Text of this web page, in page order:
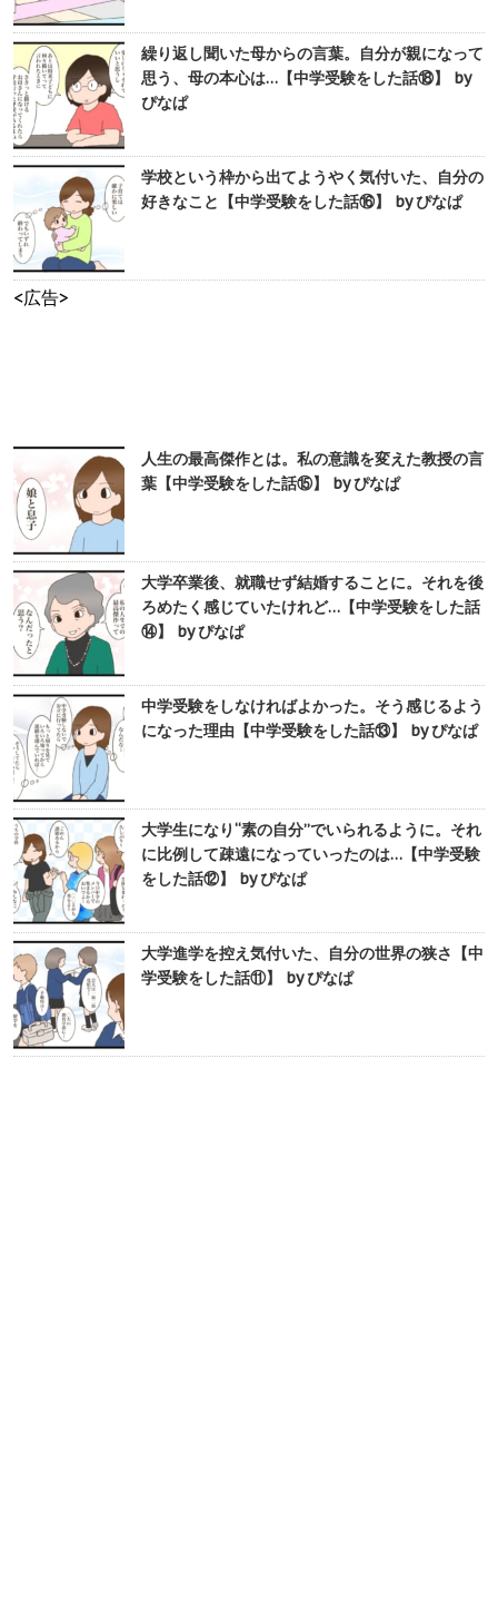
繰り返し聞いた母からの言葉。自分が親になって
思う、母の本心は…【中学受験をした話⑱】 by
ぴなぱ
学校という枠から出てようやく気付いた、自分の
好きなこと【中学受験をした話⑯】 by ぴなぱ
<広告>
人生の最高傑作とは。私の意識を変えた教授の言
葉【中学受験をした話⑮】 by ぴなぱ
大学卒業後、就職せず結婚することに。それを後
ろめたく感じていたけれど…【中学受験をした話
⑭】 by ぴなぱ
中学受験をしなければよかった。そう感じるよう
になった理由【中学受験をした話⑬】 by ぴなぱ
大学生になり“素の自分”でいられるように。それ
に比例して疎遠になっていったのは…【中学受験
をした話⑫】 by ぴなぱ
大学進学を控え気付いた、自分の世界の狭さ【中
学受験をした話⑪】 by ぴなぱ